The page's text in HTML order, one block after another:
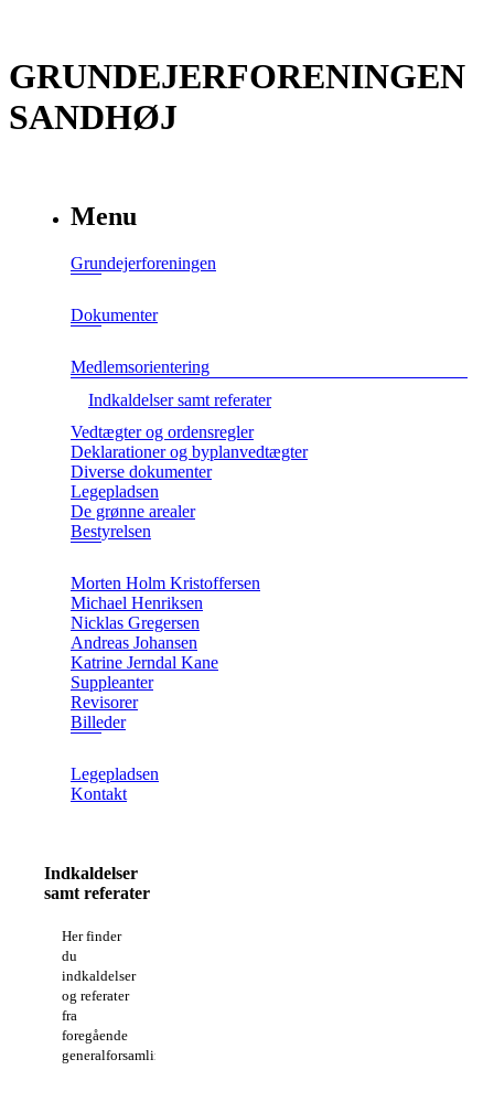
GRUNDEJERFORENINGEN
SANDHØJ
Menu
Grundejerforeningen
Dokumenter
Medlemsorientering
Indkaldelser samt referater
Vedtægter og ordensregler
Deklarationer og byplanvedtægter
Diverse dokumenter
Legepladsen
De grønne arealer
Bestyrelsen
Morten Holm Kristoffersen
Michael Henriksen
Nicklas Gregersen
Andreas Johansen
Katrine Jerndal Kane
Suppleanter
Revisorer
Billeder
Legepladsen
Kontakt
Indkaldelser
samt referater
Her finder
du
indkaldelser
og referater
fra
foregående
generalforsamlinger